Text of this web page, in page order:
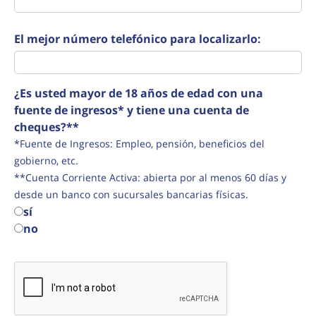
El mejor número telefónico para localizarlo:
¿Es usted mayor de 18 años de edad con una
fuente de ingresos* y tiene una cuenta de
cheques?**
*Fuente de Ingresos: Empleo, pensión, beneficios del
gobierno, etc.
**Cuenta Corriente Activa: abierta por al menos 60 días y
desde un banco con sucursales bancarias físicas.
sí
no